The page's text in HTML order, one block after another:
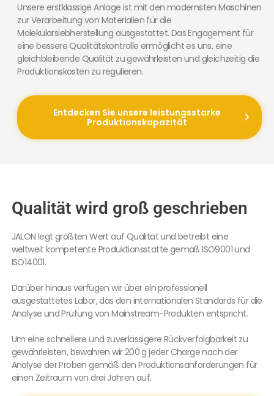
Unsere erstklassige Anlage ist mit den modernsten Maschinen
zur Verarbeitung von Materialien für die
Molekularsiebherstellung ausgestattet. Das Engagement für
eine bessere Qualitätskontrolle ermöglicht es uns, eine
gleichbleibende Qualität zu gewährleisten und gleichzeitig die
Produktionskosten zu regulieren.
Entdecken Sie unsere leistungsstarke
Produktionskapazität
Qualität wird groß geschrieben
JALON legt größten Wert auf Qualität und betreibt eine
weltweit kompetente Produktionsstätte gemäß ISO9001 und
ISO14001.
Darüber hinaus verfügen wir über ein professionell
ausgestattetes Labor, das den internationalen Standards für die
Analyse und Prüfung von Mainstream-Produkten entspricht.
Um eine schnellere und zuverlässigere Rückverfolgbarkeit zu
gewährleisten, bewahren wir 200 g jeder Charge nach der
Analyse der Proben gemäß den Produktionsanforderungen für
einen Zeitraum von drei Jahren auf.